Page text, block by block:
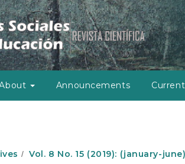
Announcements Current
Vol. 8 No. 15 (2019): (january-june)